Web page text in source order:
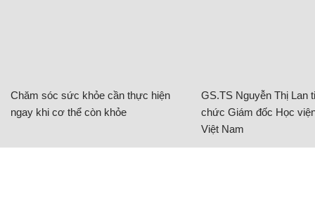
Chăm sóc sức khỏe cần thực hiện
ngay khi cơ thể còn khỏe
GS.TS Nguyễn Thị Lan
chức Giám đốc Học
Việt Nam